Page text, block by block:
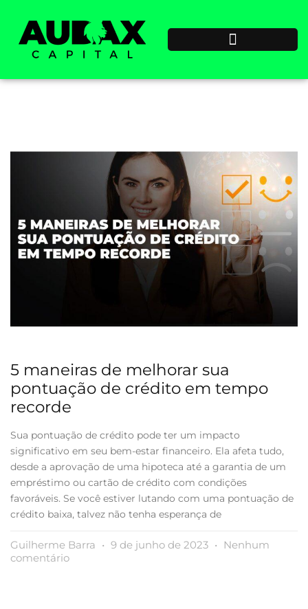
5 maneiras de melhorar sua
pontuação de crédito em tempo
recorde
Sua pontuação de crédito pode ter um impacto
significativo em seu bem-estar financeiro. Ela afeta tudo,
desde a aprovação de uma hipoteca até a garantia de um
empréstimo ou cartão de crédito com condições
favoráveis. Se você estiver lutando com uma pontuação de
crédito baixa, talvez não tenha esperança de
Guilherme Barra 9 de junho de 2023
Nenhum
comentário